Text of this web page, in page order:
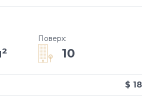
Поверх:
10
$ 18